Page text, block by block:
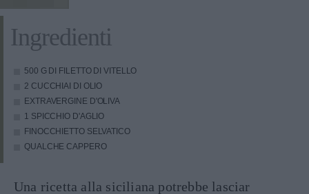
Ingredienti
500 G DI FILETTO DI VITELLO
2 CUCCHIAI DI OLIO
EXTRAVERGINE D'OLIVA
1 SPICCHIO D'AGLIO
FINOCCHIETTO SELVATICO
QUALCHE CAPPERO
Una ricetta alla siciliana potrebbe lasciar